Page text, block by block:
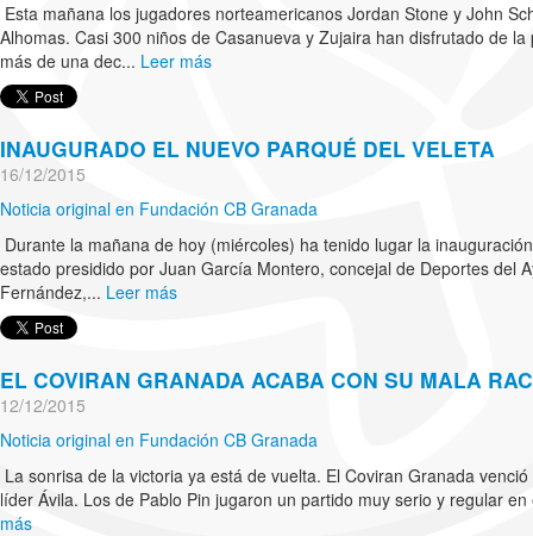
Esta mañana los jugadores norteamericanos Jordan Stone y John
Alhomas. Casi 300 niños de Casanueva y Zujaira han disfrutado de
más de una dec... Leer más
INAUGURADO EL NUEVO PARQUÉ DEL VELETA
16/12/2015
Noticia original en Fundación CB Granada
Durante la mañana de hoy (miércoles) ha tenido lugar la
estado presidido por Juan García Montero, concejal de Deportes del
Fernández,... Leer más
EL COVIRAN GRANADA ACABA CON SU MALA
12/12/2015
Noticia original en Fundación CB Granada
La sonrisa de la victoria ya está de vuelta. El Coviran Granada
líder Ávila. Los de Pablo Pin jugaron un partido muy serio y regular
más